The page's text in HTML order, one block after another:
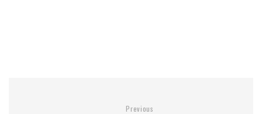
Previous